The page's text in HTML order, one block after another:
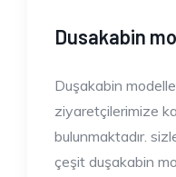
Dusakabin
Duşakabin
ziyaretçilerimize
bulunmaktadır.
çeşit duşakabin